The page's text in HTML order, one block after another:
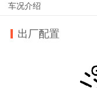
车况介绍
出厂配置